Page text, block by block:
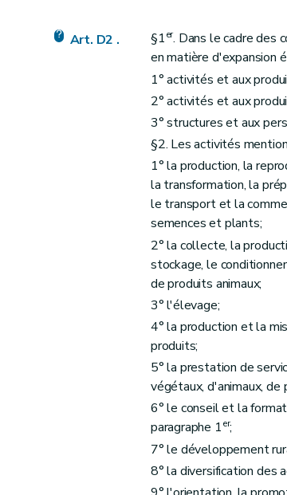
Section 1
re
Associations
Collège des
Section 3
Support
Chapitre III
Cellule de
Art. D80
Art. D81
Chapitre IV Comité stratégique
Art. D82
Art. D83
Art. D84
Art. D85
Art. D86
Art. D87
Rapport annuel sur
Art. D88
Art. D89
Art. D90
L'agriculteur
Chapitre Ier
La cotitularité
Art. D91
Art. D2 . §1er. Dans le cadre des
en matière d'expansion
1° activités et aux
2° activités et aux
3° structures et aux
§2. Les activités
1° la production, la
la transformation, la
le transport et la
semences et plants;
2° la collecte, la
stockage, le
de produits animaux;
3° l'élevage;
4° la production et la
produits;
5° la prestation de
végétaux, d'animaux,
6° le conseil et la
paragraphe 1er;
7° le développement
8° la diversification des